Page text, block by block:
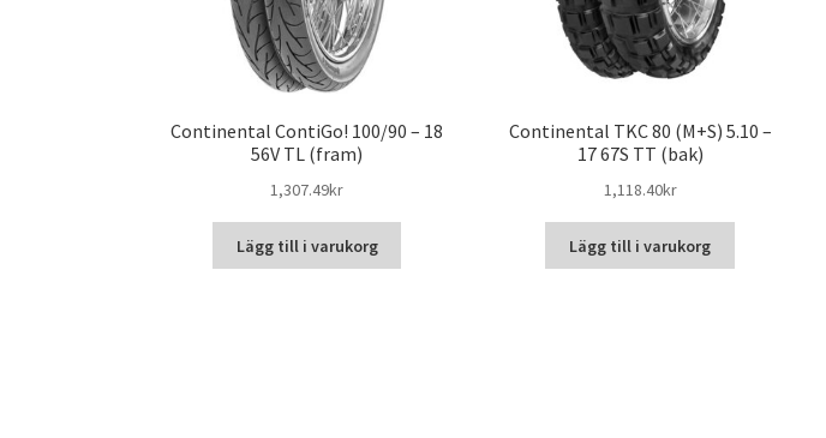
Continental ContiGo! 100/90 – 18
56V TL (fram)
1,307.49kr
Lägg till i varukorg
Continental TKC 80 (M+S) 5.10 –
17 67S TT (bak)
1,118.40kr
Lägg till i varukorg